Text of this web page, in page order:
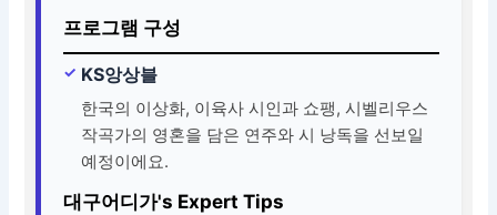
프로그램 구성
KS앙상블
한국의 이상화, 이육사 시인과 쇼팽, 시벨리우스
작곡가의 영혼을 담은 연주와 시 낭독을 선보일
예정이에요.
대구어디가's Expert Tips